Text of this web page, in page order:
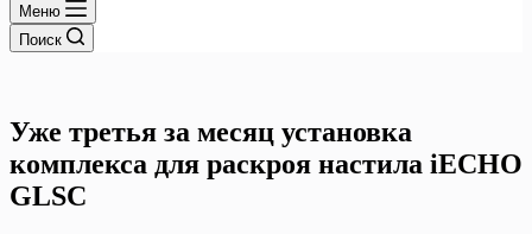
Меню
Поиск
Уже третья за месяц установка
комплекса для раскроя настила iECHO
GLSC